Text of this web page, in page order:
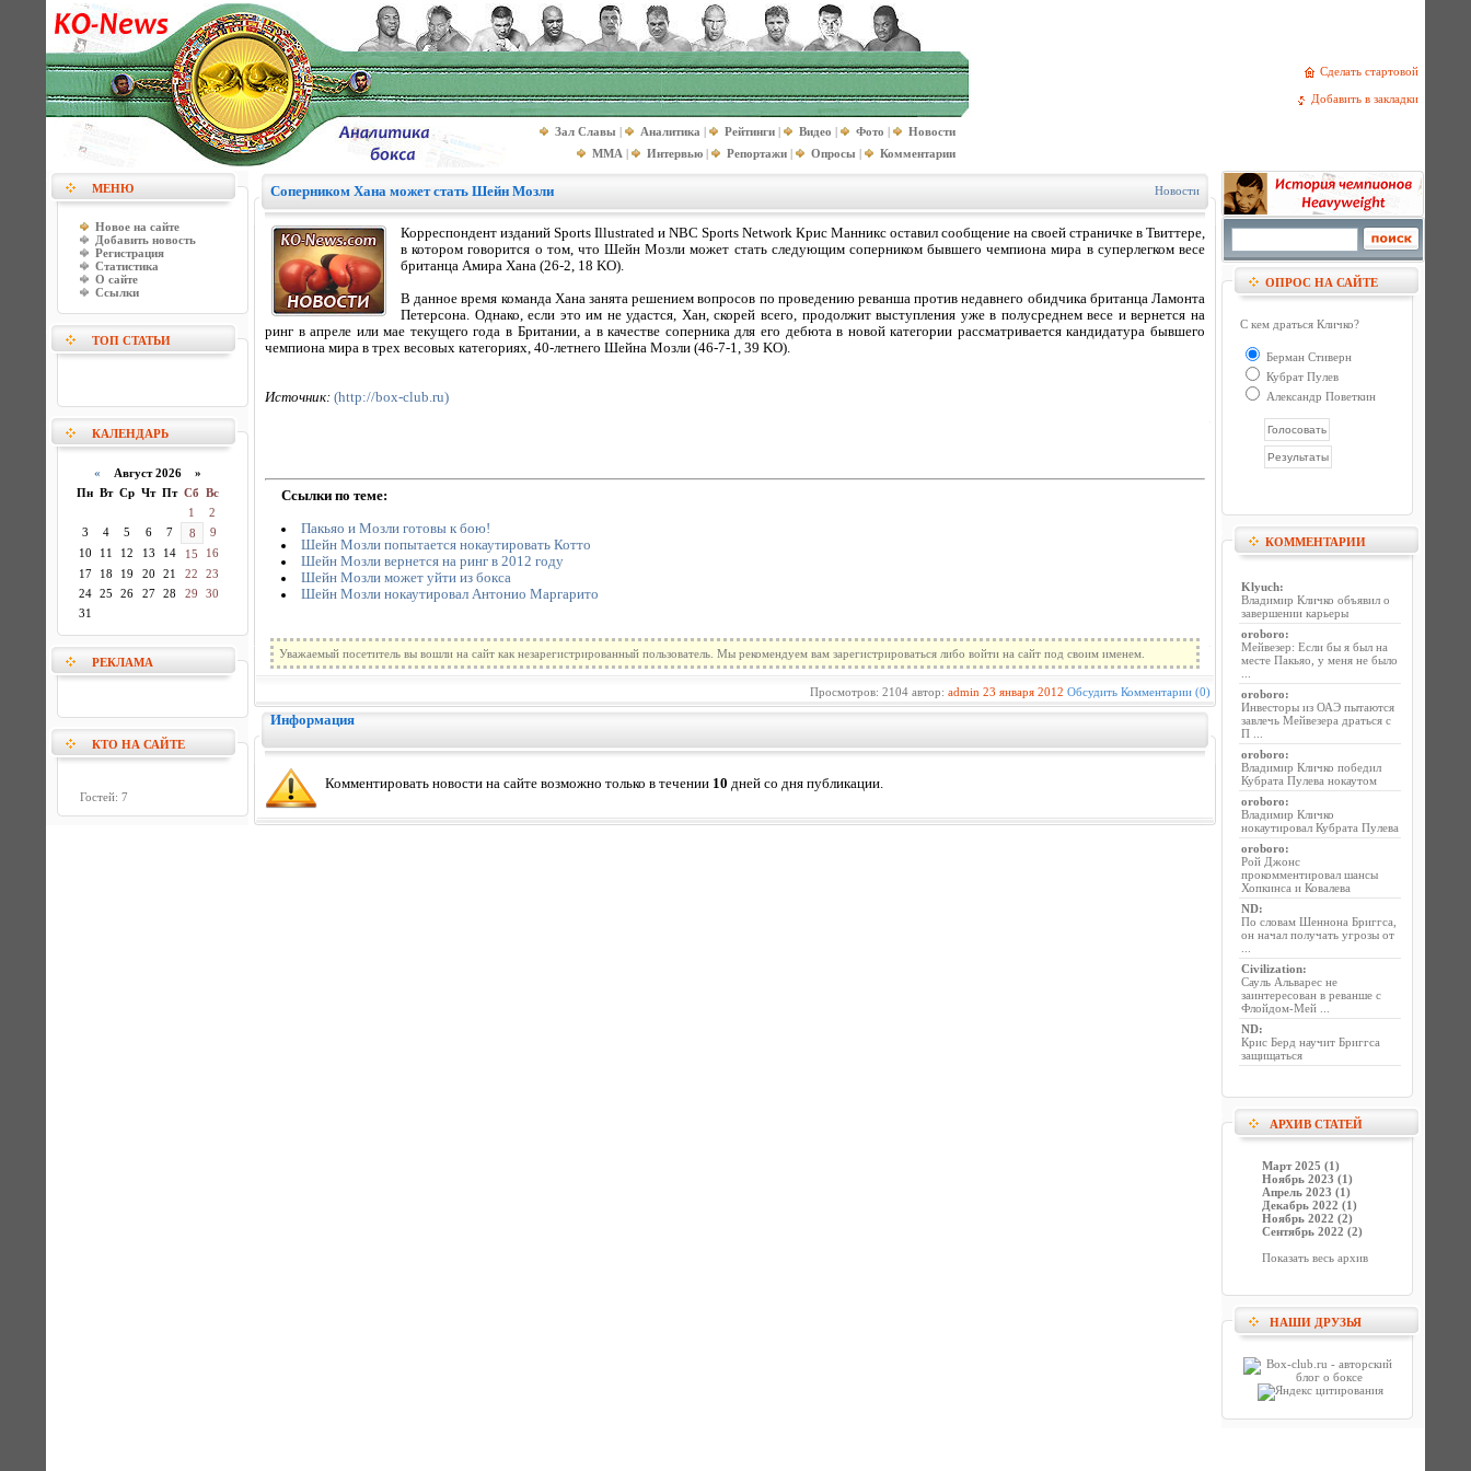
Сделать стартовой
Добавить в закладки
Зал Славы | Аналитика | Рейтинги | Видео | Фото |
Новости
MMA | Интервью | Репортажи | Опросы | Комментарии
МЕНЮ
Новое на сайте
Добавить новость
Регистрация
Статистика
О сайте
Ссылки
ТОП СТАТЬИ
КАЛЕНДАРЬ
« Август 2026 »
Пн Вт Ср Чт Пт Сб Вс
1
2
3
4 5 6 7 8
9
10
11 12 13 14 15
16
17
18 19 20 21 22
23
24
25 26 27 28 29
30
31
РЕКЛАМА
КТО НА САЙТЕ
Гостей: 7
Соперником Хана может стать Шейн Мозли Новости
Корреспондент изданий Sports Illustrated и NBC Sports Network Крис Манникс оставил сообщение на своей страничке в Твиттере,
в котором говорится о том, что Шейн Мозли может стать следующим соперником бывшего чемпиона мира в суперлегком весе
британца Амира Хана (26-2, 18 KO).
В данное время команда Хана занята решением вопросов по проведению реванша против недавнего обидчика британца Ламонта
Петерсона. Однако, если это им не удастся, Хан, скорей всего, продолжит выступления уже в полусреднем весе и вернется на
ринг в апреле или мае текущего года в Британии, а в качестве соперника для его дебюта в новой категории рассматривается кандидатура бывшего
чемпиона мира в трех весовых категориях, 40-летнего Шейна Мозли (46-7-1, 39 KO).
Источник: (http://box-club.ru)
Ссылки по теме:
Пакьяо и Мозли готовы к бою!
Шейн Мозли попытается нокаутировать Котто
Шейн Мозли вернется на ринг в 2012 году
Шейн Мозли может уйти из бокса
Шейн Мозли нокаутировал Антонио Маргарито
Уважаемый посетитель вы вошли на сайт как незарегистрированный пользователь. Мы рекомендуем вам зарегистрироваться либо войти на сайт под своим именем.
Просмотров: 2104 автор: admin 23 января 2012 Обсудить Комментарии (0)
Информация
Комментировать новости на сайте возможно только в течении 10 дней со дня публикации.
ОПРОС НА САЙТЕ
С кем драться Кличко?
Берман Стиверн
Кубрат Пулев
Александр Поветкин
КОММЕНТАРИИ
Klyuch:
Владимир Кличко объявил о
завершении карьеры
oroboro:
Мейвезер: Если бы я был на
месте Пакьяо, у меня не было
oroboro:
Инвесторы из ОАЭ пытаются
завлечь Мейвезера драться с
П ...
oroboro:
Владимир Кличко победил
Кубрата Пулева нокаутом
oroboro:
Владимир Кличко
нокаутировал Кубрата Пулева
oroboro:
Рой Джонс
прокомментировал шансы
Хопкинса и Ковалева
ND:
По словам Шеннона Бриггса,
он начал получать угрозы от
Civilization:
Сауль Альварес не
заинтересован в реванше с
Флойдом-Мей ...
ND:
Крис Берд научит Бриггса
защищаться
АРХИВ СТАТЕЙ
Март 2025 (1)
Ноябрь 2023 (1)
Апрель 2023 (1)
Декабрь 2022 (1)
Ноябрь 2022 (2)
Сентябрь 2022 (2)
Показать весь архив
НАШИ ДРУЗЬЯ